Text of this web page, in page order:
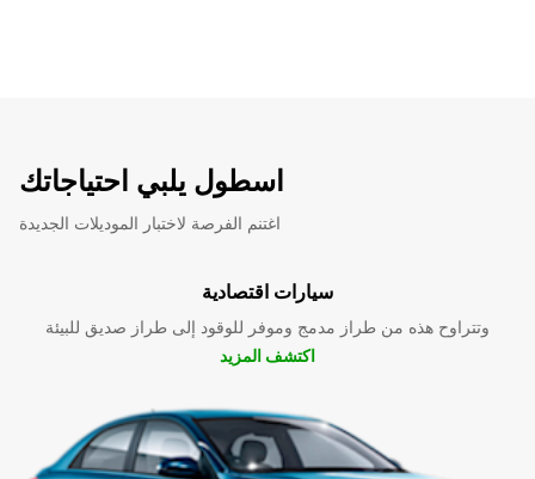
اسطول يلبي احتياجاتك
اغتنم الفرصة لاختبار الموديلات الجديدة
سيارات اقتصادية
وتتراوح هذه من طراز مدمج وموفر للوقود إلى طراز صديق للبيئة
اكتشف المزيد